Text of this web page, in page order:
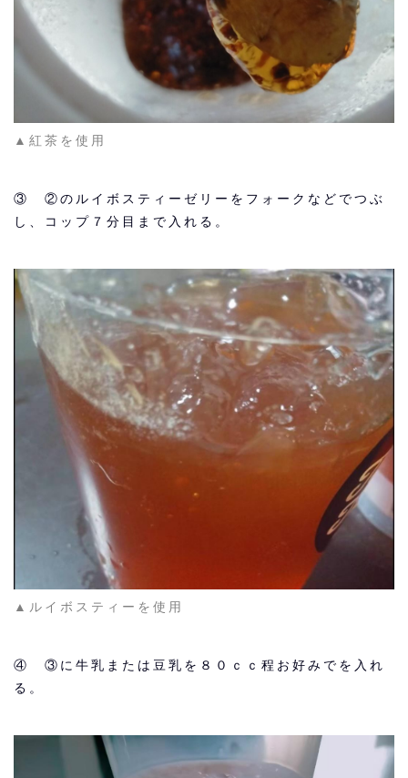
▲紅茶を使用
③ ②のルイボスティーゼリーをフォークなどでつぶ
し、コップ７分目まで入れる。
▲ルイボスティーを使用
④ ③に牛乳または豆乳を８０ｃｃ程お好みでを入れ
る。